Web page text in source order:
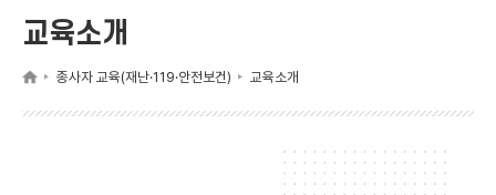
교육소개
종사자 교육(재난·119·안전보건) 교육소개